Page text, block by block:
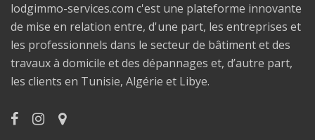
lodgimmo-services.com c'est une plateforme innovante
de mise en relation entre, d'une part, les entreprises et
les professionnels dans le secteur de bâtiment et des
travaux à domicile et des dépannages et, d’autre part,
les clients en Tunisie, Algérie et Libye.